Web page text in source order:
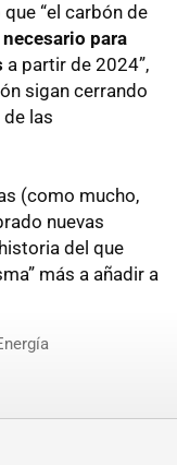
“el carbón de
necesario para
a partir de 2024”,
sigan cerrando
las
(como mucho,
nuevas
del que
más a añadir a